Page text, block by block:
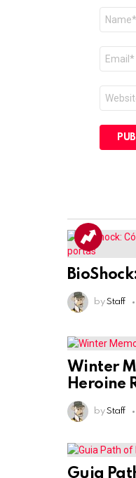
mail
*
by Staff
Winter
Heroine
by Staff
Guia